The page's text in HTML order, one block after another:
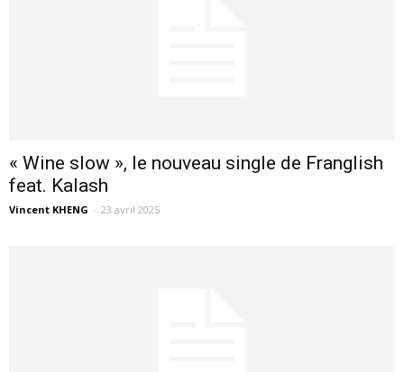
« Wine slow », le nouveau single de Franglish
feat. Kalash
Vincent KHENG - 23 avril 2025